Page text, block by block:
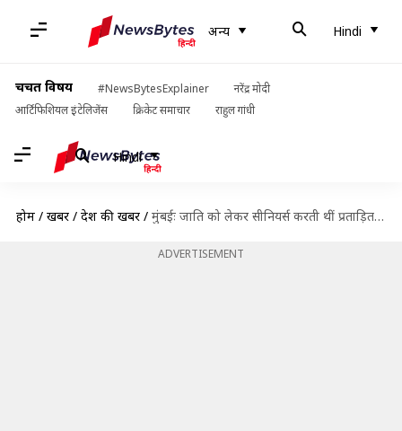
अन्य Hindi
चर्चित विषय #NewsBytesExplainer
नरेंद्र मोदी
आर्टिफिशियल इंटेलिजेंस
क्रिकेट समाचार राहुल गांधी
Hindi
होम / खबरें / देश की खबरें / मुंबईः जाति को लेकर सीनियर्स करती थीं प्रताड़ित, तंग आकर महिला डॉक्टर ने की आत्महत्या
ADVERTISEMENT